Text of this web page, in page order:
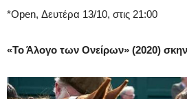
*Open, Δευτέρα 13/10, στις 21:00
«Το Άλογο των Ονείρων» (2020)